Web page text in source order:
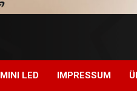
MINI LED IMPRESSUM